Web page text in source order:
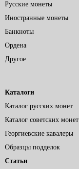
Русские монеты
Иностранные монеты
Банкноты
Ордена
Другое
Каталоги
Каталог русских монет
Каталог советских монет
Георгиевские кавалеры
Образцы подделок
Статьи